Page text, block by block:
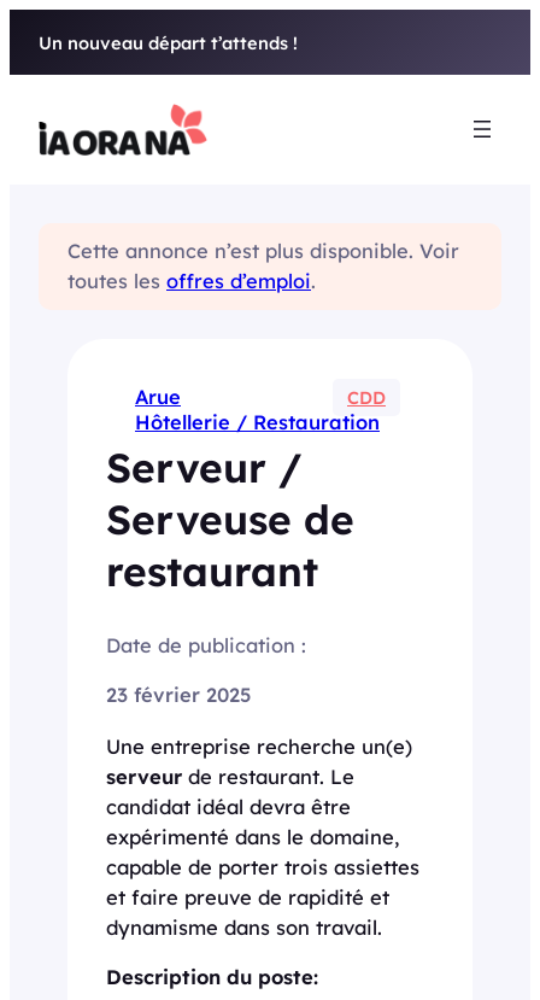
Un nouveau départ t’attends !
Cette annonce n’est plus disponible. Voir
toutes les offres d’emploi.
Arue CDD
Hôtellerie / Restauration
Serveur /
Serveuse de
restaurant
Date de publication :
23 février 2025
Une entreprise recherche un(e)
serveur de restaurant. Le
candidat idéal devra être
expérimenté dans le domaine,
capable de porter trois assiettes
et faire preuve de rapidité et
dynamisme dans son travail.
Description du poste: